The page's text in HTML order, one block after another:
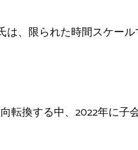
、限られた時間スケー
転換する中、2022年に子